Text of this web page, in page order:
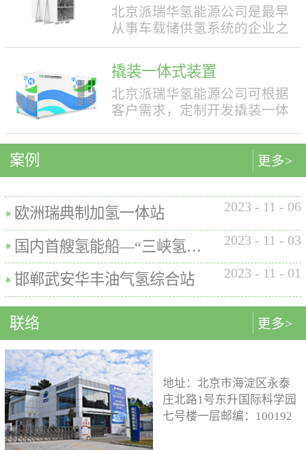
形美观，安全性强。具有双面
液晶显示屏，能支持IC卡、移
需求，定制满足中国标准（例
如GB50516, GB/T 43674等）、
欧盟标准（例如IEC 60069, EN
内的使用要求。公司的产品已
在国内、欧盟、日本、塞尔维
数表常规工作压力等级35MPa /
70MPa / 35&70MPa流量范围
0.1~7.2 kg/min计量精度±1%可
选加氢枪TK16或TK17或TK25
加氢枪数量单枪或双枪红外通
讯可选配预冷可选配防爆等级
（参考）II 3 G Ex h ia db mb eb
北京派瑞华氢能源公司是最早
从事车载储供氢系统的企业之
一，拥有丰富的车载储供氢系
统项目经验，公司具有5000套
年生产能力。公司可根据客户
需求，对不同车型提供合理且
最优的设计方案，并根据安装
求进行定制化的设计，为客户
匹配最佳的设计方案。车载氢
系统设计制造遵循GB/T
26990、GB/T 29126、GB/T
24549等标准。公司车载氢系统
氢系统主要包括加氢模块、储
氢模块、供氢模块以及控制模
块。车载储供氢系统所有管
路、阀门及接头等采用不与高
压氢气介质发生化学反应的材
料。电气元件及线束均具有防
水、阻燃防爆的功能；车载储
供氢系统及其附属零部件均通
过高低温、盐雾、IP防护等级
等相关型式试验，以保证氢系
统的安全性及稳定性；氢系统
支架、加注口等均通过检验验
证；系统具备防过压、防过
撬装一体式装置
北京派瑞华氢能源公司可根据
客户需求，定制开发撬装一体
体可细分为大型撬装装置、小
型撬装装置、制氢加氢一体机
和小型加氢装置，以上装置在
国内、欧盟、日本等地得到应
用。撬装一体式制氢、储氢、
地小，节省空间，维护维修方
便。2. 各模块紧密融合，运行
效率高。3. 节能环保。撬装一
体式装置性能参数表制氢能力
500Nm3以下加氢等级
100~1000kg/d氢气压缩额定工作
压力45MPa/87.5MPa氢气加注额
定工作压力35MPa/70MPa环境
温度-40~+50℃参考标准T/ZSA
235-2024, GB50516, GB 50177,
GB/T 43674, IEC 60069, EN ISO
80079等。
案例
欧洲瑞典制加氢一体站 2023 - 11 - 06
国内首艘氢能船—“三峡氢舟1”号船载氢系统 2023 - 11 - 03
邯郸武安华丰油气氢综合站 2023 - 11 - 01
更多>
更多>
联络
地址：北京市海淀区永泰
庄北路1号东升国际科学园
七号楼一层邮编：100192